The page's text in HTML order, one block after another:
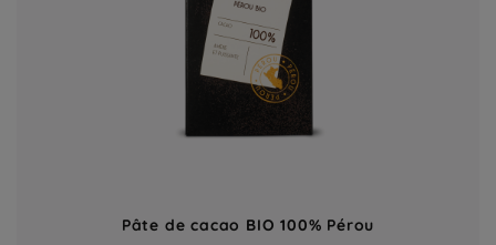
Pâte de cacao BIO 100% Pérou